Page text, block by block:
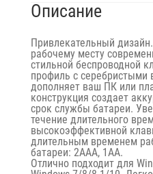
Описание
Привлекательный
рабочему месту
стильной беспроводной
профиль с серебристыми
дополняет ваш ПК или
конструкция создает
срок службы батареи.
течение длительного
высокоэффективной
длительным временем
батареи: 2AAA, 1AA.
Отлично подходит для